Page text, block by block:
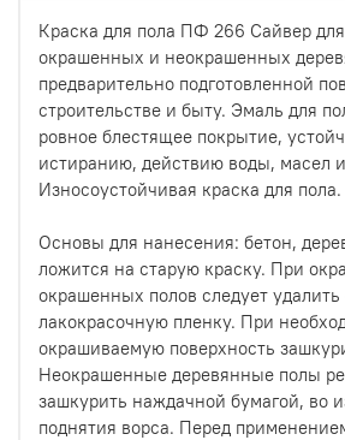
Краска для пола ПФ 266 Сайвер
окрашенных и неокрашенных
предварительно подготовленной
строительстве и быту. Эмаль для
ровное блестящее покрытие,
истиранию, действию воды, масел
Износоустойчивая краска для пола.
Основы для нанесения: бетон,
ложится на старую краску. При
окрашенных полов следует
лакокрасочную пленку. При
окрашиваемую поверхность
Неокрашенные деревянные полы
зашкурить наждачной бумагой, во
поднятия ворса. Перед